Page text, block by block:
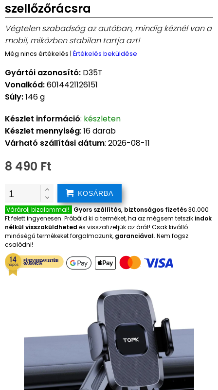
szellőzőrácsra
Végtelen szabadság az autóban, mindig kéznél van a
mobil, miközben stabilan tartja azt!
Még nincs értékelés | Értékelés beküldése
Gyártói azonosító: D35T
Vonalkód:6014421126151
Súly:146 g
Készlet információ: készleten
Készlet mennyiség: 16 darab
Várható szállítási dátum: 2026-08-11
8 490 Ft
KOSÁRBA
Várárolj bizalommal! Gyors szállítás, biztonságos fizetés30.000
Ft felett ingyenesen. Próbáld ki a terméket, ha az mégsem tetszik indok
nélkül visszaküldheted és visszafizetjük az árát! Csak kiválló
minőségű termékeket forgalmazunk, garanciával. Nem fogsz
csalódni!